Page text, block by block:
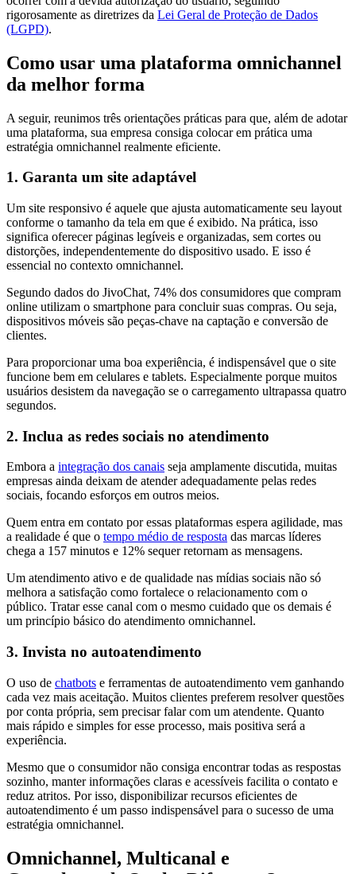
rigorosamente as diretrizes da Lei Geral de Proteção de Dados
(LGPD).
Como usar uma plataforma omnichannel
da melhor forma
A seguir, reunimos três orientações práticas para que, além de adotar
uma plataforma, sua empresa consiga colocar em prática uma
estratégia omnichannel realmente eficiente.
1. Garanta um site adaptável
Um site responsivo é aquele que ajusta automaticamente seu layout
conforme o tamanho da tela em que é exibido. Na prática, isso
significa oferecer páginas legíveis e organizadas, sem cortes ou
distorções, independentemente do dispositivo usado. E isso é
essencial no contexto omnichannel.
Segundo dados do JivoChat, 74% dos consumidores que compram
online utilizam o smartphone para concluir suas compras. Ou seja,
dispositivos móveis são peças-chave na captação e conversão de
clientes.
Para proporcionar uma boa experiência, é indispensável que o site
funcione bem em celulares e tablets. Especialmente porque muitos
usuários desistem da navegação se o carregamento ultrapassa quatro
segundos.
2. Inclua as redes sociais no atendimento
Embora a integração dos canais seja amplamente discutida, muitas
empresas ainda deixam de atender adequadamente pelas redes
sociais, focando esforços em outros meios.
Quem entra em contato por essas plataformas espera agilidade, mas
a realidade é que o tempo médio de resposta das marcas líderes
chega a 157 minutos e 12% sequer retornam as mensagens.
Um atendimento ativo e de qualidade nas mídias sociais não só
melhora a satisfação como fortalece o relacionamento com o
público. Tratar esse canal com o mesmo cuidado que os demais é
um princípio básico do atendimento omnichannel.
3. Invista no autoatendimento
O uso de chatbots e ferramentas de autoatendimento vem ganhando
cada vez mais aceitação. Muitos clientes preferem resolver questões
por conta própria, sem precisar falar com um atendente. Quanto
mais rápido e simples for esse processo, mais positiva será a
experiência.
Mesmo que o consumidor não consiga encontrar todas as respostas
sozinho, manter informações claras e acessíveis facilita o contato e
reduz atritos. Por isso, disponibilizar recursos eficientes de
autoatendimento é um passo indispensável para o sucesso de uma
estratégia omnichannel.
Omnichannel, Multicanal e